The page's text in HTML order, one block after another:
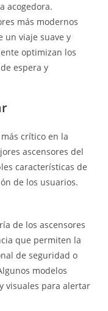
acogedora.
más modernos
un viaje suave y
optimizan los
espera y
crítico en la
ascensores del
características de
de los usuarios.
de los ascensores
que permiten la
de seguridad o
modelos
visuales para alertar